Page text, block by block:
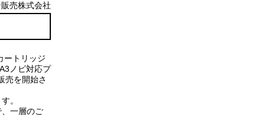
売株式会社
トリッジ
ノビ対応プ
売を開始さ
。
一層のご